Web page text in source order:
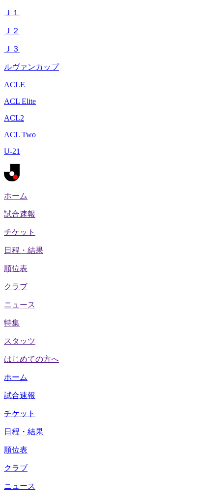
Ｊ１
Ｊ２
Ｊ３
ルヴァンカップ
ACLE
ACL Elite
ACL2
ACL Two
U-21
ホーム
試合速報
チケット
日程・結果
順位表
クラブ
ニュース
特集
スタッツ
はじめての方へ
ホーム
試合速報
チケット
日程・結果
順位表
クラブ
ニュース